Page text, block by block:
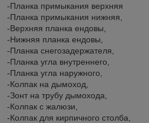
-Планка примыкания верхняя
-Планка примыкания нижняя,
-Верхняя планка ендовы,
-Нижняя планка ендовы,
-Планка снегозадержателя,
-Планка угла внутреннего,
-Планка угла наружного,
-Колпак на дымоход,
-Зонт на трубу дымохода,
-Колпак с жалюзи,
-Колпак для кирпичного столба,